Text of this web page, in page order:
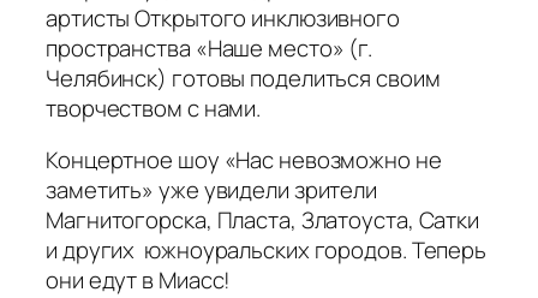
артисты Открытого инклюзивного
пространства «Наше место» (г.
Челябинск) готовы поделиться своим
творчеством с нами.
Концертное шоу «Нас невозможно не
заметить» уже увидели зрители
Магнитогорска, Пласта, Златоуста, Сатки
и других южноуральских городов. Теперь
они едут в Миасс!